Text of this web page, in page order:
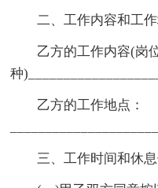
二、工作内容和工
乙方的工作内容(岗
种
乙方的工作地点：
三、工作时间和休